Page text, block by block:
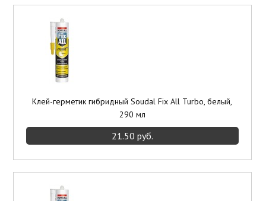
Клей-герметик гибридный Soudal Fix All Turbo, белый,
290 мл
21.50 руб.